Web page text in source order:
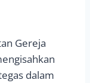
Gereja
dalam